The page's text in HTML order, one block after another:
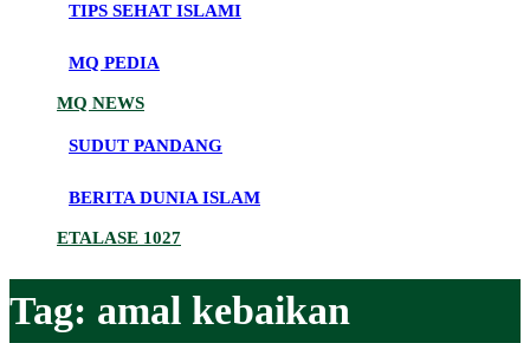
TIPS SEHAT ISLAMI
MQ PEDIA
MQ NEWS
SUDUT PANDANG
BERITA DUNIA ISLAM
ETALASE 1027
Tag: amal kebaikan